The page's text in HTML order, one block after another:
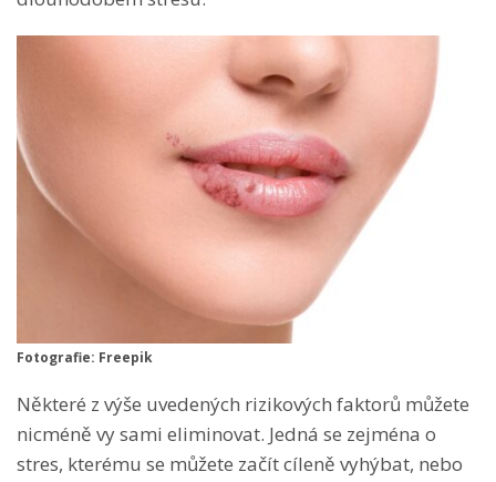
Fotografie: Freepik
Některé z výše uvedených rizikových faktorů můžete
nicméně vy sami eliminovat. Jedná se zejména o
stres, kterému se můžete začít cíleně vyhýbat, nebo